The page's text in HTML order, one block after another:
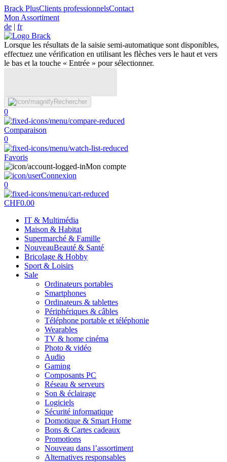
Brack PlusClients professionnelsContact
Mon Assortiment
de | fr
Lorsque les résultats de la saisie semi-automatique sont disponibles,
effectuez une vérification en utilisant les flèches vers le haut et vers
le bas et la touche « Entrée » pour sélectionner.
Rechercher
0
Comparaison
0
Favoris
Mon compte
Connexion
0
CHF0.00
IT & Multimédia
Maison & Habitat
Supermarché & Famille
NouveauBeauté & Santé
Bricolage & Hobby
Sport & Loisirs
Sale
Ordinateurs portables
Smartphones
Ordinateurs & tablettes
Périphériques & câbles
Téléphone portable et téléphonie
Wearables
TV & home cinéma
Photo & vidéo
Audio
Gaming
Composants PC
Réseau & serveurs
Son & éclairage
Logiciels
Sécurité informatique
Domotique & Smart Home
Bons & Cartes cadeaux
Promotions
Nouveau dans l’assortiment
Alternatives responsables